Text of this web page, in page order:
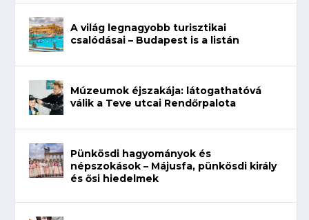
A világ legnagyobb turisztikai
csalódásai – Budapest is a listán
Múzeumok éjszakája: látogathatóvá
válik a Teve utcai Rendőrpalota
Pünkösdi hagyományok és
népszokások – Májusfa, pünkösdi király
és ősi hiedelmek